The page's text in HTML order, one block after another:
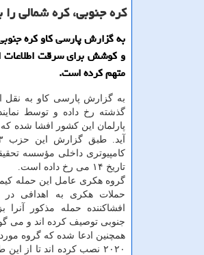
كره جنوبی، كره شمالی
به گزارش پارسی کاو کره
و کوشش برای سرقت
متهم کرده است.
به گزارش پارسی کاو به نقل
گذشته رخ داده و توسط
پارلمان این کشور افشا
تاریخ ۱۴ می رخ داده است.
گروه هکری عامل این حمله
حملات هکری به اهدافی در
افشاکننده حمله مذکور
جنوبی توصیف کرده اند و می
همچنین ادعا شده که گروه